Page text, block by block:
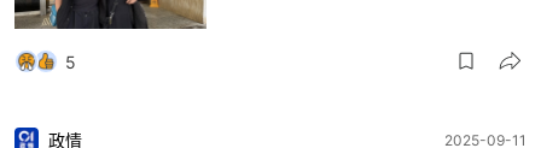
5
政情 2025-09-11